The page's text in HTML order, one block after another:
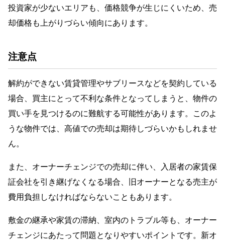
投資家が少ないエリアも、価格競争が生じにくいため、売
却価格も上がりづらい傾向にあります。
注意点
解約ができない賃貸管理やサブリースなどを契約している
場合、買主にとって不利な条件となってしまうと、物件の
買い手を見つけるのに難航する可能性があります。このよ
うな物件では、高値での売却は期待しづらいかもしれませ
ん。
また、オーナーチェンジでの売却に伴い、入居者の家賃保
証会社を引き継げなくなる場合、旧オーナーとなる売主が
費用負担しなければならないこともあります。
敷金の継承や家賃の滞納、室内のトラブル等も、オーナー
チェンジにあたって問題となりやすいポイントです。新オ